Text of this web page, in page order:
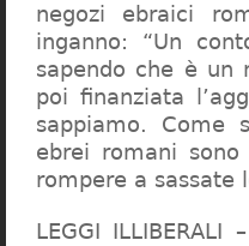
negozi ebraici
inganno: “Un
sapendo che è un
poi finanziata
sappiamo. Come
ebrei romani
rompere a sassate
LEGGI